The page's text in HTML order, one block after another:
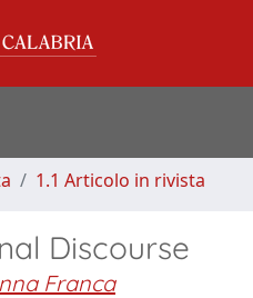
1.1 Articolo in rivista
Discourse
Franca